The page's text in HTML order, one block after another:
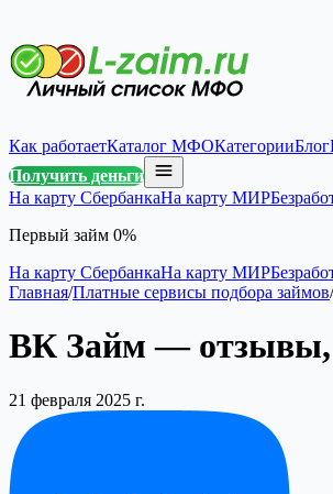
Как работаетКаталог МФОКатегорииБлог
Получить деньги
На карту СбербанкаНа карту МИР
Первый займ 0%
На карту СбербанкаНа карту МИР
Главная/Платные сервисы подбора займов/
ВК Займ — отзывы,
21 февраля 2025 г.